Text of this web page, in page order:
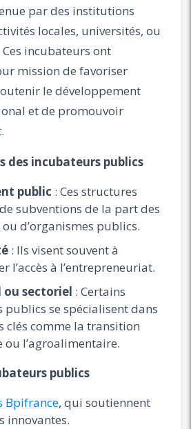
par des institutions
locales, universités, ou
incubateurs ont
mission de favoriser
le développement
et de promouvoir
des incubateurs publics
public : Ces structures
subventions de la part des
d’organismes publics.
: Ils visent souvent à
l’accès à l’entrepreneuriat.
ou sectoriel : Certains
publics se spécialisent dans
clés comme la transition
ou l’agroalimentaire.
publics
Bpifrance, qui soutiennent
innovantes.